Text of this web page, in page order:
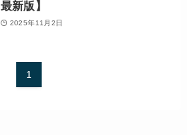
最新版】
2025年11月2日
1